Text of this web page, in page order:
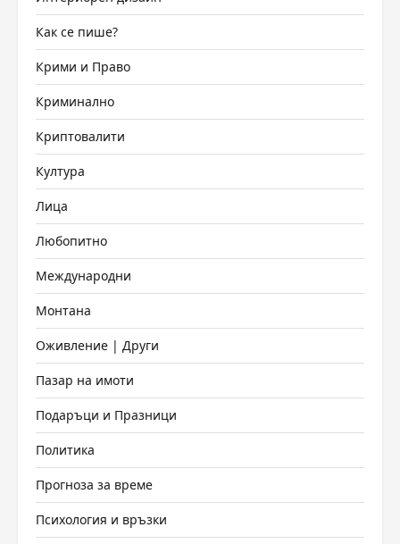
Как се пише?
Крими и Право
Криминално
Криптовалити
Култура
Лица
Любопитно
Международни
Монтана
Оживление | Други
Пазар на имоти
Подаръци и Празници
Политика
Прогноза за време
Психология и връзки